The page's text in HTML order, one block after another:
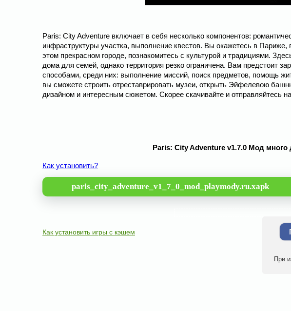
Paris: City Adventure включает в себя несколько компонентов:
инфраструктуры участка, выполнение квестов. Вы окажетесь в
этом прекрасном городе, познакомитесь с культурой и традициями.
дома для семей, однако территория резко ограничена. Вам предстоит
способами, среди них: выполнение миссий, поиск предметов, помощь
вы сможете строить отреставрировать музеи, открыть Эйфелевою
дизайном и интересным сюжетом. Скорее скачивайте и отправляйтесь
Paris: City Adventure v1.7.0 Мод много
Как установить?
paris_city_adventure_v1_7_0_mod_playmody.ru.xapk
Как установить игры с кэшем
При